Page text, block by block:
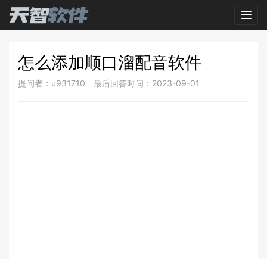
怎么添加顺口溜配音软件
提问者：u931710 最后回答时间：2023-09-01